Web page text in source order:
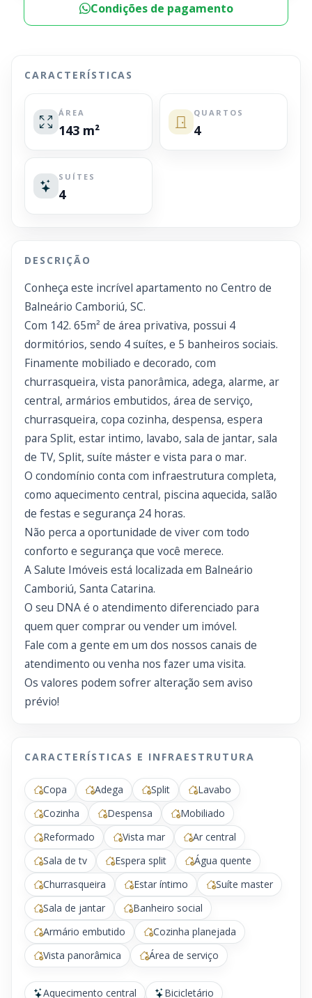
Condições de pagamento
CARACTERÍSTICAS
ÁREA
143 m²
QUARTOS
4
SUÍTES
4
DESCRIÇÃO
Conheça este incrível apartamento no Centro de
Balneário Camboriú, SC.
Com 142. 65m² de área privativa, possui 4
dormitórios, sendo 4 suítes, e 5 banheiros sociais.
Finamente mobiliado e decorado, com
churrasqueira, vista panorâmica, adega, alarme, ar
central, armários embutidos, área de serviço,
churrasqueira, copa cozinha, despensa, espera
para Split, estar intimo, lavabo, sala de jantar, sala
de TV, Split, suíte máster e vista para o mar.
O condomínio conta com infraestrutura completa,
como aquecimento central, piscina aquecida, salão
de festas e segurança 24 horas.
Não perca a oportunidade de viver com todo
conforto e segurança que você merece.
A Salute Imóveis está localizada em Balneário
Camboriú, Santa Catarina.
O seu DNA é o atendimento diferenciado para
quem quer comprar ou vender um imóvel.
Fale com a gente em um dos nossos canais de
atendimento ou venha nos fazer uma visita.
Os valores podem sofrer alteração sem aviso
prévio!
CARACTERÍSTICAS E INFRAESTRUTURA
Copa Adega Split
Lavabo
Cozinha
Despensa
Mobiliado
Reformado
Vista mar
Ar central
Sala de tv
Espera split
Água quente
Churrasqueira
Estar íntimo
Suíte master
Sala de jantar
Banheiro social
Armário embutido
Cozinha planejada
Vista panorâmica
Área de serviço
Aquecimento central
Bicicletário